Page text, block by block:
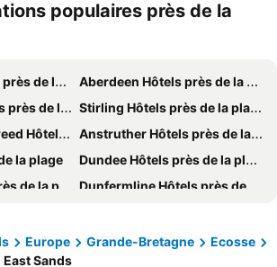
Hotel
The Bank
City Centre
Staybridge Suites Dundee By Ihg
Hotel Indigo Dundee By Ihg
East
Balcomie Links Hotel
The Fort Hotel
Drumoig Golf Hotel
Greyfriars Inn by Greene King Inns
populaires près de la
la plage
Aberdeen Hôtels près de la plage
de la plage
Stirling Hôtels près de la plage
de la plage
Anstruther Hôtels près de la plage
la plage
Dundee Hôtels près de la plage
la plage
Dunfermline Hôtels près de la plage
la plage
North Berwick Hôtels près de la plage
la plage
Europe Grande-Bretagne
Ecosse
East Sands